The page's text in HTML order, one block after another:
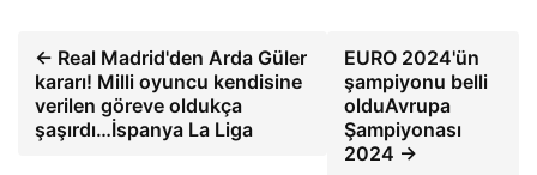
← Real Madrid'den Arda Güler
kararı! Milli oyuncu kendisine
verilen göreve oldukça
şaşırdı…İspanya La Liga
EURO 2024'ün
şampiyonu belli
olduAvrupa
Şampiyonası
2024 →